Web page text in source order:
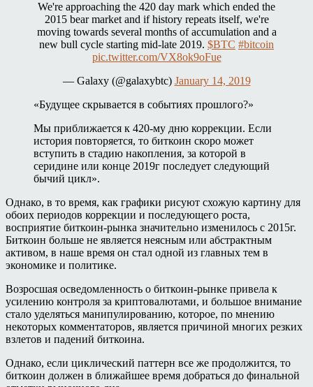
We're approaching the 420 day mark which ended the
2015 bear market and if history repeats itself, we're
moving towards several months of accumulation and a
new bull cycle starting mid-late 2019. $BTC #bitcoin
pic.twitter.com/VX8ok9oFue
— Galaxy (@galaxybtc) January 14, 2019
«Будущее скрывается в событиях прошлого?»
Мы приближается к 420-му дню коррекции. Если
история повторяется, то биткоин скоро может
вступить в стадию накопления, за которой в
серидине или конце 2019г последует следующий
бычий цикл».
Однако, в то время, как графики рисуют схожую картину для
обоих периодов коррекции и последующего роста,
восприятие биткоин-рынка значительно изменилось с 2015г.
Биткоин больше не является неясным или абстрактным
активом, в наше время он стал одной из главных тем в
экономике и политике.
Возросшая осведомленность о биткоин-рынке привела к
усилению контроля за криптовалютами, и большое внимание
стало уделяться манипулированию, которое, по мнению
некоторых комментаторов, является причиной многих резких
взлетов и падений биткоина.
Однако, если циклический паттерн все же продолжится, то
биткоин должен в ближайшее время добраться до финальной